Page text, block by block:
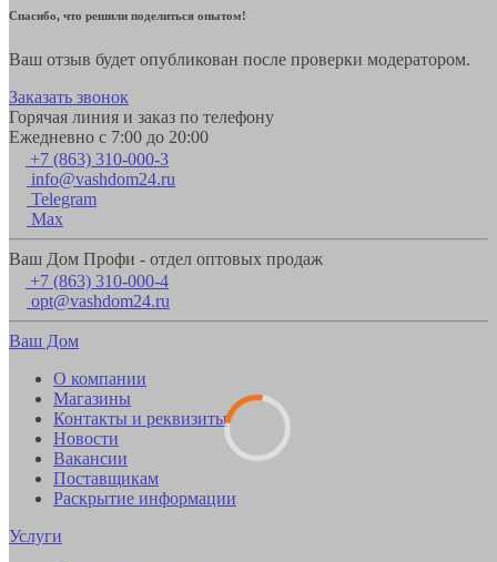
Спасибо, что решили поделиться опытом!
Ваш отзыв будет опубликован после проверки модератором.
Заказать звонок
Горячая линия и заказ по телефону
Ежедневно с 7:00 до 20:00
+7 (863) 310-000-3
info@vashdom24.ru
Telegram
Max
Ваш Дом Профи - отдел оптовых продаж
+7 (863) 310-000-4
opt@vashdom24.ru
Ваш Дом
О компании
Магазины
Контакты и реквизиты
Новости
Вакансии
Поставщикам
Раскрытие информации
Услуги